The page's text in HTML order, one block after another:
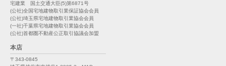
宅建業 国土交通大臣(5)第6871号
(公社)全国宅地建物取引業保証協会会員
(公社)埼玉県宅地建物取引業協会会員
(一社)千葉県宅地建物取引業協会会員
(公社)首都圏不動産公正取引協議会加盟
本店
〒343-0845